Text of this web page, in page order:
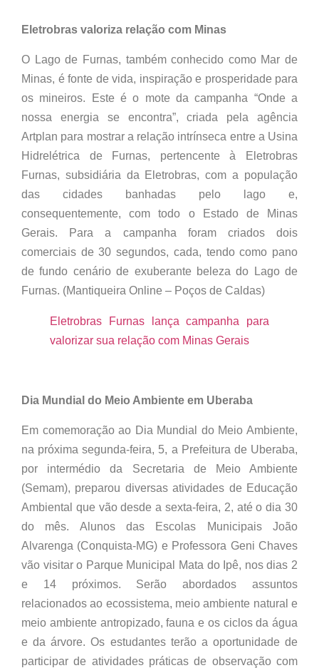
Eletrobras valoriza relação com Minas
O Lago de Furnas, também conhecido como Mar de
Minas, é fonte de vida, inspiração e prosperidade para
os mineiros. Este é o mote da campanha “Onde a
nossa energia se encontra”, criada pela agência
Artplan para mostrar a relação intrínseca entre a Usina
Hidrelétrica de Furnas, pertencente à Eletrobras
Furnas, subsidiária da Eletrobras, com a população
das cidades banhadas pelo lago e,
consequentemente, com todo o Estado de Minas
Gerais. Para a campanha foram criados dois
comerciais de 30 segundos, cada, tendo como pano
de fundo cenário de exuberante beleza do Lago de
Furnas. (Mantiqueira Online – Poços de Caldas)
Eletrobras Furnas lança campanha para
valorizar sua relação com Minas Gerais
Dia Mundial do Meio Ambiente em Uberaba
Em comemoração ao Dia Mundial do Meio Ambiente,
na próxima segunda-feira, 5, a Prefeitura de Uberaba,
por intermédio da Secretaria de Meio Ambiente
(Semam), preparou diversas atividades de Educação
Ambiental que vão desde a sexta-feira, 2, até o dia 30
do mês. Alunos das Escolas Municipais João
Alvarenga (Conquista-MG) e Professora Geni Chaves
vão visitar o Parque Municipal Mata do Ipê, nos dias 2
e 14 próximos. Serão abordados assuntos
relacionados ao ecossistema, meio ambiente natural e
meio ambiente antropizado, fauna e os ciclos da água
e da árvore. Os estudantes terão a oportunidade de
participar de atividades práticas de observação com